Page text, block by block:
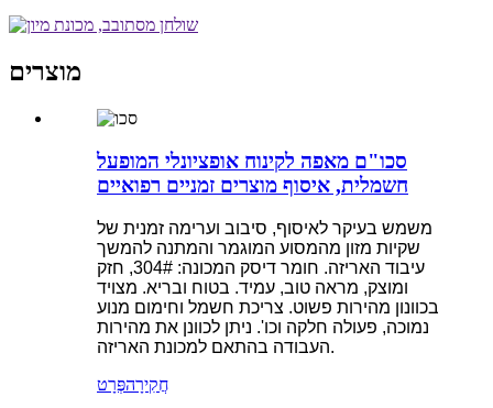
מוצרים
סכו"ם מאפה לקינוח אופציונלי המופעל
חשמלית, איסוף מוצרים זמניים רפואיים
משמש בעיקר לאיסוף, סיבוב וערימה זמנית של
שקיות מזון מהמסוע המוגמר והמתנה להמשך
עיבוד האריזה. חומר דיסק המכונה: 304#, חזק
ומוצק, מראה טוב, עמיד. בטוח ובריא. מצויד
בכוונון מהירות פשוט. צריכת חשמל וחימום מנוע
נמוכה, פעולה חלקה וכו'. ניתן לכוונן את מהירות
העבודה בהתאם למכונת האריזה.
חֲקִירָהפְּרָט